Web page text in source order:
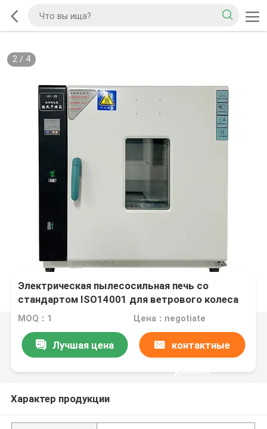
2/ 4
Электрическая пылесосильная печь со
стандартом ISO14001 для ветрового колеса
высокотемпературного сухого тепла
MOQ：1 Цена：negotiate
Лучшая цена контактные
данные
Характер продукции